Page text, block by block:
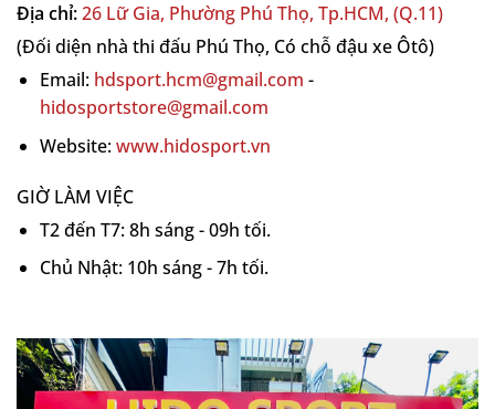
Tay cầm: 6 inch
Chu vi grip: 4.125 inch
Bề mặt: Carbon Fiber + Fiberglass
Lõi: Multi Density Foam
Chuẩn thi đấu: USA Pickleball Approved
Địa chỉ:26 Lữ Gia, Phường Phú Thọ, Tp.HCM, (Q.11)
(Đối diện nhà thi đấu Phú Thọ, Có chỗ đậu xe Ôtô)
Email: hdsport.hcm@gmail.com -
hidosportstore@gmail.com
Website:www.hidosport.vn
GIỜ LÀM VIỆC
T2 đến T7: 8h sáng - 09h tối.
Chủ Nhật: 10h sáng - 7h tối.